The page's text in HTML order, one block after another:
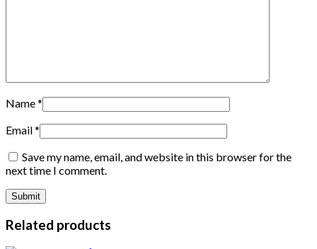
Name*
Email*
Save my name, email, and website in this browser for the
next time I comment.
Related products